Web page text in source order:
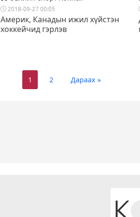
2018-09-27 00:05
Америк, Канадын ижил хүйстэн
хоккейчид гэрлэв
1 2 Дараах »